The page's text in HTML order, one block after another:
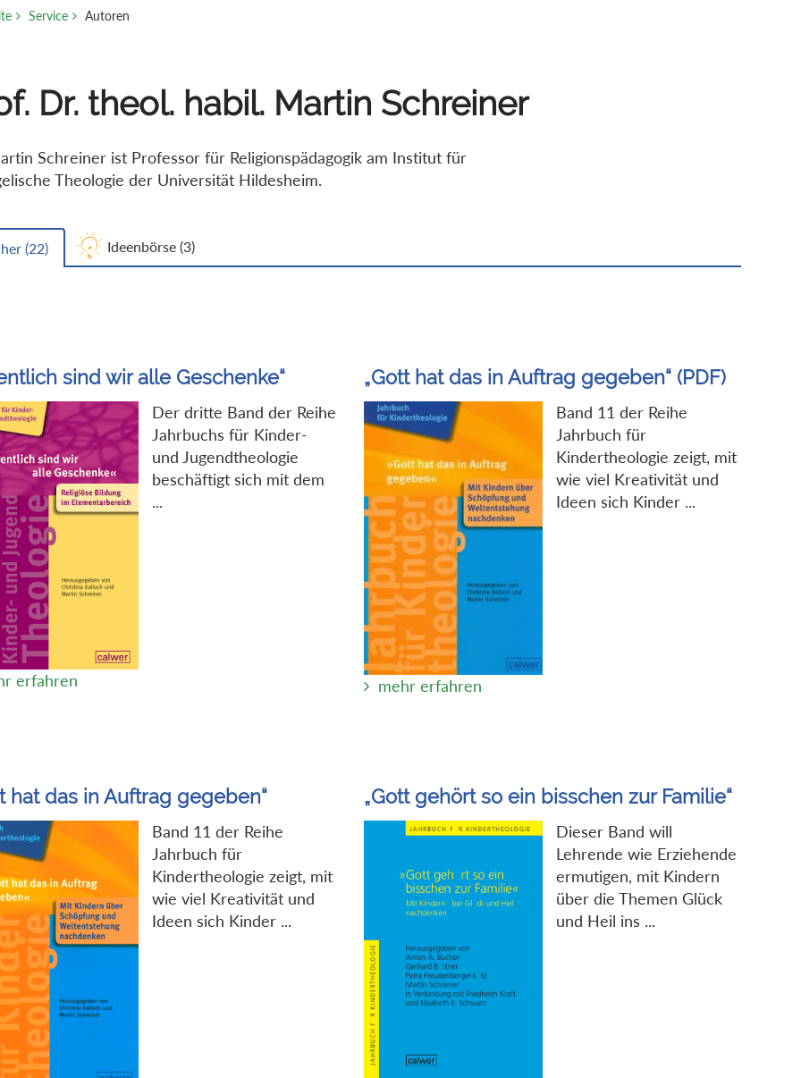
Service Autoren
Dr. theol. habil. Martin Schreiner
Schreiner ist Professor für Religionspädagogik am Institut für
Theologie der Universität Hildesheim.
(22) Ideenbörse (3)
sind wir alle Geschenke“
Der dritte Band der Reihe
Jahrbuchs für Kinder-
und Jugendtheologie
beschäftigt sich mit dem
...
erfahren
„Gott hat das in Auftrag gegeben“ (PDF)
Band 11 der Reihe
Jahrbuch für
Kindertheologie zeigt, mit
wie viel Kreativität und
Ideen sich Kinder ...
mehr erfahren
hat das in Auftrag gegeben“
Band 11 der Reihe
Jahrbuch für
Kindertheologie zeigt, mit
wie viel Kreativität und
Ideen sich Kinder ...
„Gott gehört so ein bisschen zur Familie“
Dieser Band will
Lehrende wie Erziehende
ermutigen, mit Kindern
über die Themen Glück
und Heil ins ...